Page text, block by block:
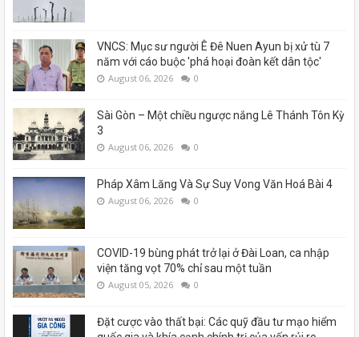
VNCS: Mục sư người Ê Đê Nuen Ayun bị xử tù 7
năm với cáo buộc 'phá hoại đoàn kết dân tộc'
August 06, 2026 0
Sài Gòn – Một chiều ngược nắng Lê Thánh Tôn Kỳ
3
August 06, 2026 0
Pháp Xâm Lăng Và Sự Suy Vong Văn Hoá Bài 4
August 06, 2026 0
COVID-19 bùng phát trở lại ở Đài Loan, ca nhập
viện tăng vọt 70% chỉ sau một tuần
August 05, 2026 0
Đặt cược vào thất bại: Các quỹ đầu tư mạo hiểm